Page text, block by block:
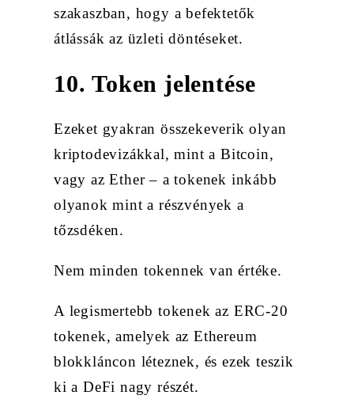
szakaszban, hogy a befektetők
átlássák az üzleti döntéseket.
10. Token jelentése
Ezeket gyakran összekeverik olyan
kriptodevizákkal, mint a Bitcoin,
vagy az Ether – a tokenek inkább
olyanok mint a részvények a
tőzsdéken.
Nem minden tokennek van értéke.
A legismertebb tokenek az ERC-20
tokenek, amelyek az Ethereum
blokkláncon léteznek, és ezek teszik
ki a DeFi nagy részét.